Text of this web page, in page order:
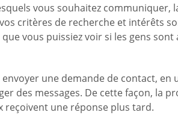
vous souhaitez communiquer,
critères de recherche et intérêts
vous puissiez voir si les gens sont
une demande de contact, en
des messages. De cette façon, la
reçoivent une réponse plus tard.